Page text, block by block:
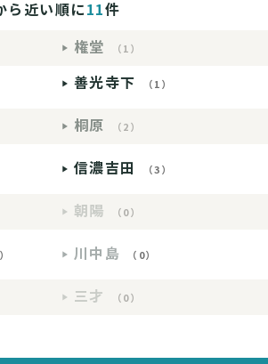
ら近い順に11件
権堂 （1）
善光寺下 （1）
桐原 （2）
信濃吉田 （3）
朝陽 （0）
川中島 （0）
三才 （0）